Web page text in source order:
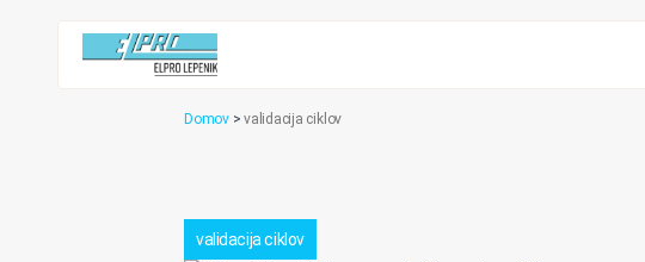
Domov > validacija ciklov
validacija ciklov